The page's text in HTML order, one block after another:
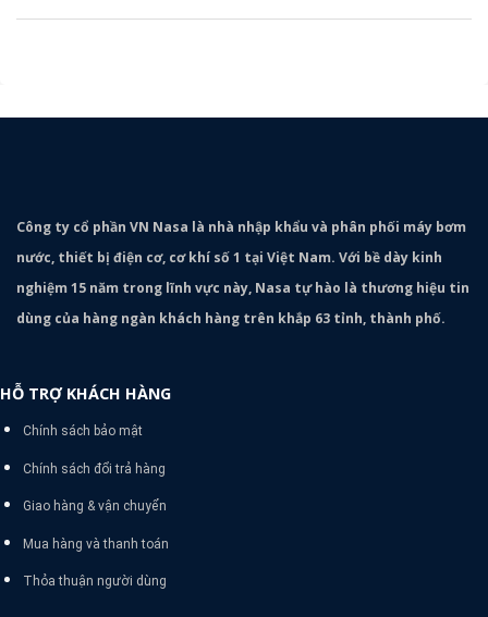
Công ty cổ phần VN Nasa là nhà nhập khẩu và phân phối máy bơm
nước, thiết bị điện cơ, cơ khí số 1 tại Việt Nam. Với bề dày kinh
nghiệm 15 năm trong lĩnh vực này, Nasa tự hào là thương hiệu tin
dùng của hàng ngàn khách hàng trên khắp 63 tỉnh, thành phố.
HỖ TRỢ KHÁCH HÀNG
Chính sách bảo mật
Chính sách đổi trả hàng
Giao hàng & vận chuyển
Mua hàng và thanh toán
Thỏa thuận người dùng